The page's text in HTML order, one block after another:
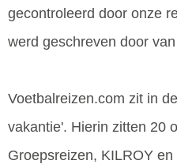
gecontroleerd door onze
werd geschreven door
Voetbalreizen.com zit in
vakantie'. Hierin zitten 20
Groepsreizen, KILROY